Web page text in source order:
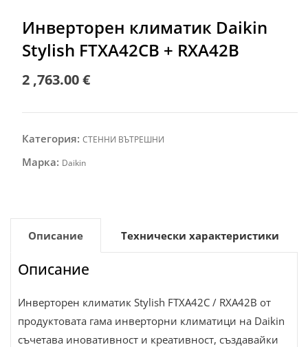
Инверторен климатик Daikin
Stylish FTXA42CB + RXA42B
2 ,763.00€
Категория: СТЕННИ ВЪТРЕШНИ
Марка: Daikin
Описание Технически характеристики
Описание
Инверторен климатик Stylish FTXA42C / RXA42B от
продуктовата гама инверторни климатици на Daikin
съчетава иновативност и креативност, създавайки